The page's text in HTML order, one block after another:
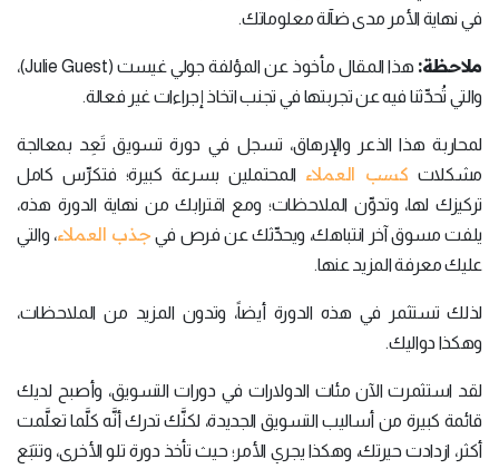
في نهاية الأمر مدى ضآلة معلوماتك.
ملاحظة:
هذا المقال مأخوذ عن المؤلفة جولي غيست (Julie Guest)،
والتي تُحدِّثنا فيه عن تجربتها في تجنب اتخاذ إجراءات غير فعالة.
لمحاربة هذا الذعر والإرهاق، تسجل في دورة تسويق تَعِد بمعالجة
مشكلات كسب العملاء المحتملين بسرعة كبيرة؛ فتكرِّس كامل
تركيزك لها، وتدوِّن الملاحظات؛ ومع اقترابك من نهاية الدورة هذه،
يلفت مسوق آخر انتباهك، ويحدِّثك عن فرص في جذب العملاء، والتي
عليك معرفة المزيد عنها.
لذلك تستثمر في هذه الدورة أيضاً، وتدون المزيد من الملاحظات،
وهكذا دواليك.
لقد استثمرت الآن مئات الدولارات في دورات التسويق، وأصبح لديك
قائمة كبيرة من أساليب التسويق الجديدة، لكنَّك تدرك أنَّه كلَّما تعلَّمت
أكثر، ازدادت حيرتك، وهكذا يجري الأمر؛ حيث تأخذ دورة تلو الأخرى، وتتبَع